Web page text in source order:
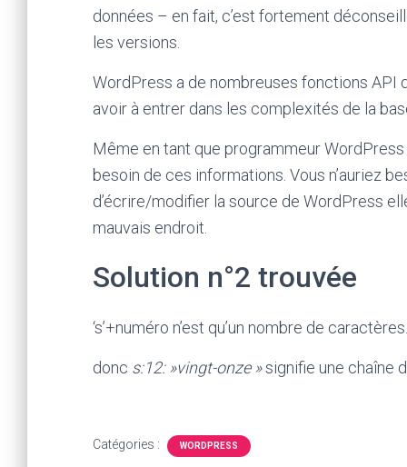
données – en fait, c’est fortement
les versions.
WordPress a de nombreuses fonctions API
avoir à entrer dans les complexités de la
Même en tant que programmeur
besoin de ces informations. Vous n’auriez
d’écrire/modifier la source de WordPress
mauvais endroit.
Solution n°2 trouvée
‘s’+numéro n’est qu’un nombre de caractères.
donc s:12: »vingt-onze »signifie une chaîne
Catégories : WORDPRESS